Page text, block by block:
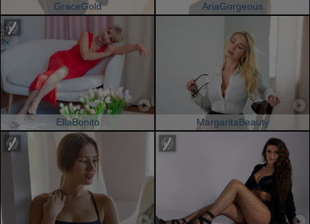
GraceGold AriaGorgeous
EllaBonito MargaritaBeauty